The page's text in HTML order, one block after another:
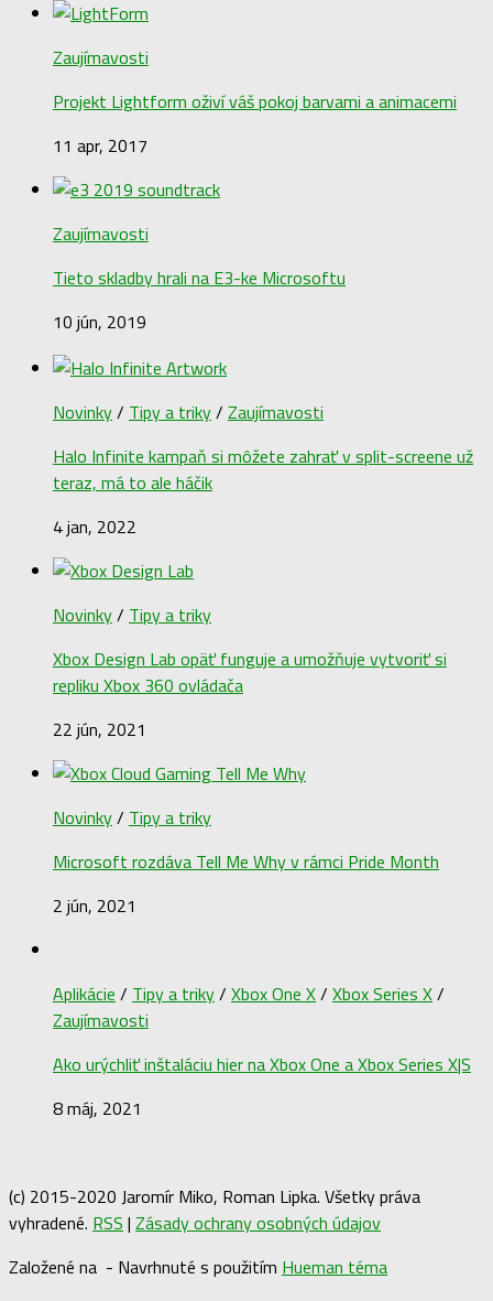
Zaujímavosti
Projekt Lightform oživí váš pokoj barvami a animacemi
11 apr, 2017
Zaujímavosti
Tieto skladby hrali na E3-ke Microsoftu
10 jún, 2019
Novinky/ Tipy a triky/ Zaujímavosti
Halo Infinite kampaň si môžete zahrať v split-screene už
teraz, má to ale háčik
4 jan, 2022
Novinky/ Tipy a triky
Xbox Design Lab opäť funguje a umožňuje vytvoriť si
repliku Xbox 360 ovládača
22 jún, 2021
Novinky/ Tipy a triky
Microsoft rozdáva Tell Me Why v rámci Pride Month
2 jún, 2021
Aplikácie / Tipy a triky/ Xbox One X/ Xbox Series X/
Zaujímavosti
Ako urýchliť inštaláciu hier na Xbox One a Xbox Series X|S
8 máj, 2021
(c) 2015-2020 Jaromír Miko, Roman Lipka. Všetky práva
vyhradené. RSS | Zásady ochrany osobných údajov
Založené na - Navrhnuté s použitím Hueman téma